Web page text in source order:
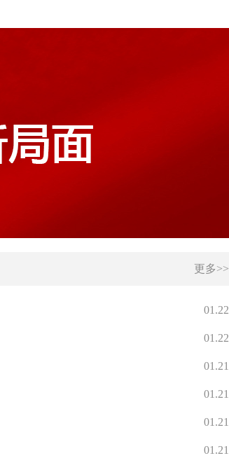
更多>>
01.22
01.22
01.21
01.21
01.21
01.21